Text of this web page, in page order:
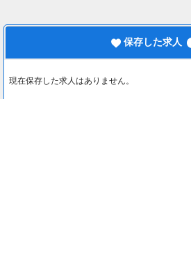
保存した求人
現在保存した求人はありません。